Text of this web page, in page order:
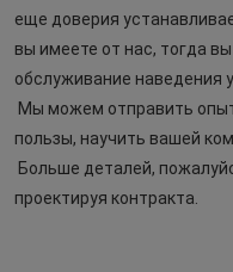
еще доверия
вы имеете от нас, тогда
обслуживание наведения
Мы можем отправить
пользы, научить вашей
Больше деталей,
проектируя контракта.